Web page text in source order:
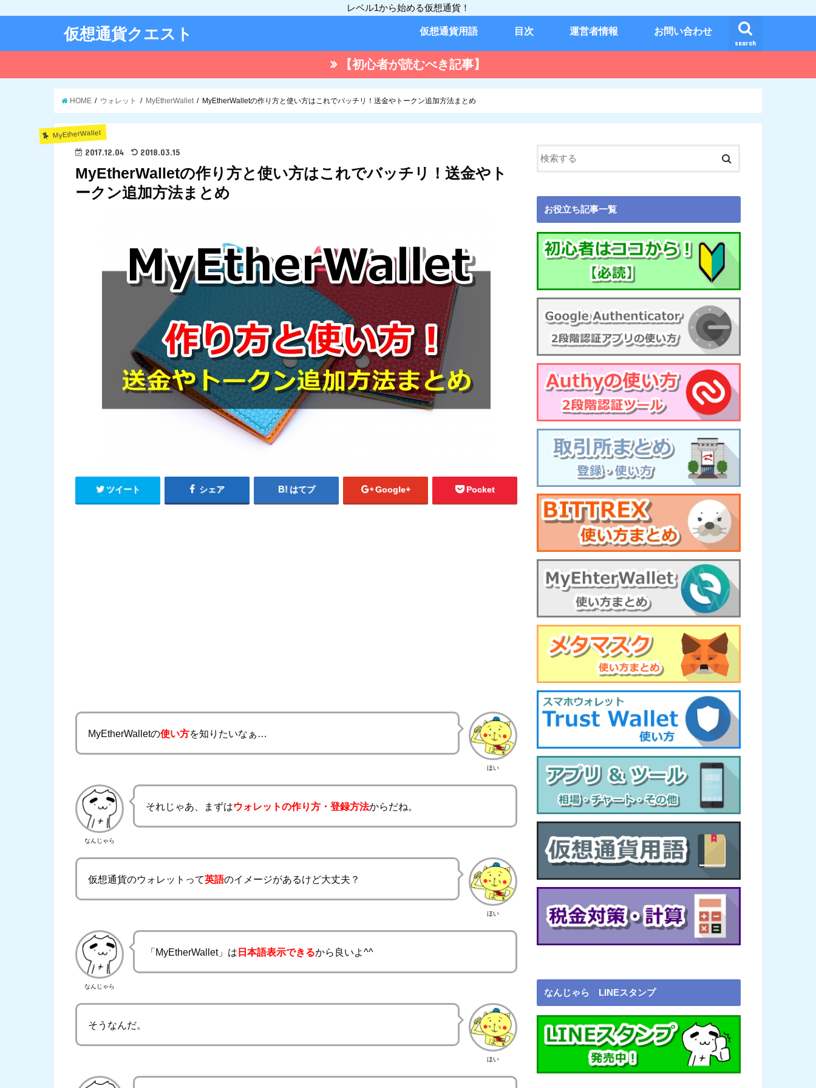
レベル1から始める仮想通貨！
仮想通貨クエスト
search
仮想通貨用語 目次 運営者情報 お問い合わせ
【初心者が読むべき記事】
HOME ウォレット MyEtherWallet MyEtherWalletの作り方と使い方はこれでバッチリ！送金やトークン追加方法まとめ
MyEtherWallet
2017.12.04 2018.03.15
MyEtherWalletの作り方と使い方はこれでバッチリ！送金やト
ークン追加方法まとめ
ツイート シェア はてブ Google+ Pocket
ほい
MyEtherWalletの使い方を知りたいなぁ…
なんじゃら
それじゃあ、まずはウォレットの作り方・登録方法からだね。
ほい
仮想通貨のウォレットって英語のイメージがあるけど大丈夫？
なんじゃら
「MyEtherWallet」は 日本語表示できるから良いよ^^
ほい
そうなんだ。
お役立ち記事一覧
なんじゃら LINEスタンプ